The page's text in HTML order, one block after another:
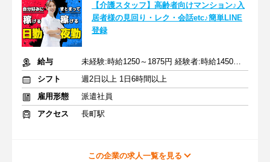
【介護スタッフ】高齢者向けマンション♪入
居者様の見回り・レク・会話etc♪簡単LINE
登録
給与
未経験:時給1250～1875円 経験者:時給1450～2175円+交通費全額
シフト
週2日以上 1日6時間以上
雇用形態
派遣社員
アクセス
長町駅
この企業の求人一覧を見る